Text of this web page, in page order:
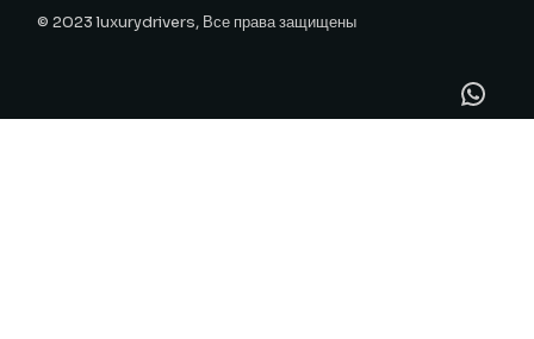
© 2023 luxurydrivers, Все права защищены